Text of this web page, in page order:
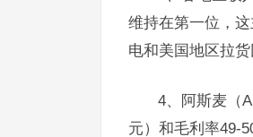
维持在第一位，
电和美国地区拉
4、阿斯麦（
元）和毛利率49-